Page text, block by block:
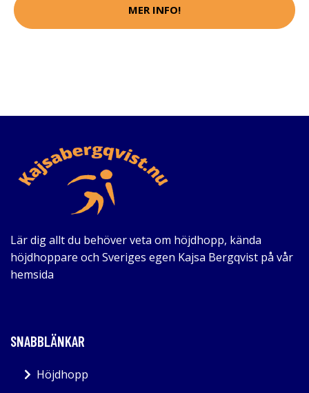
MER INFO!
Lär dig allt du behöver veta om höjdhopp, kända
höjdhoppare och Sveriges egen Kajsa Bergqvist på vår
hemsida
SNABBLÄNKAR
Höjdhopp